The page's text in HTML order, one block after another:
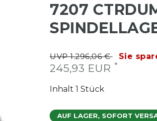
7207
UVP 1.296,06 € Sie
245,93 EUR *
Inhalt 1 Stück
AUF LAGER, SOFORT